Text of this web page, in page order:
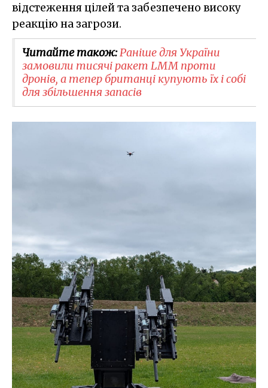
відстеження цілей та забезпечено високу
реакцію на загрози.
Читайте також:Раніше для України
замовили тисячі ракет LMM проти
дронів, а тепер британці купують їх і собі
для збільшення запасів